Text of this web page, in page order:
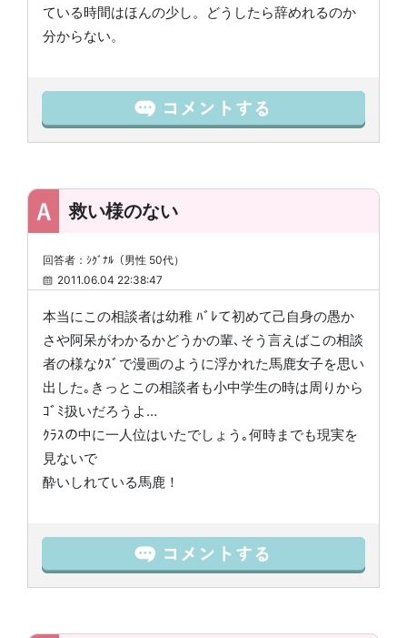
ている時間はほんの少し。どうしたら辞めれるのか
分からない。
救い様のない
回答者：ｼｸﾞﾅﾙ（男性 50代）
2011.06.04 22:38:47
本当にこの相談者は幼稚 ﾊﾞﾚて初めて己自身の愚か
さや阿呆がわかるかどうかの輩､そう言えばこの相談
者の様なｸｽﾞで漫画のように浮かれた馬鹿女子を思い
出した｡きっとこの相談者も小中学生の時は周りから
ｺﾞﾐ扱いだろうよ…
ｸﾗｽの中に一人位はいたでしょう｡何時までも現実を
見ないで
酔いしれている馬鹿！